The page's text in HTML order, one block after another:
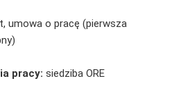
umowa o pracę (pierwsza
pracy: siedziba ORE